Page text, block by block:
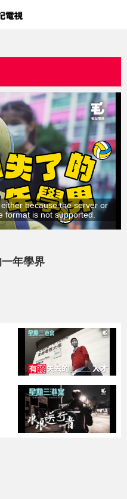
because the server or
format is not supported.
一年學界